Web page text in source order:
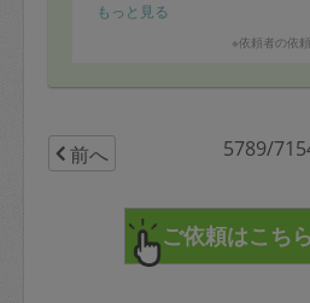
パパの分(に加え、わざと剥いで
残りも順次頂きます！また次回、
もっと見る
※依頼者の依
前へ 5789/